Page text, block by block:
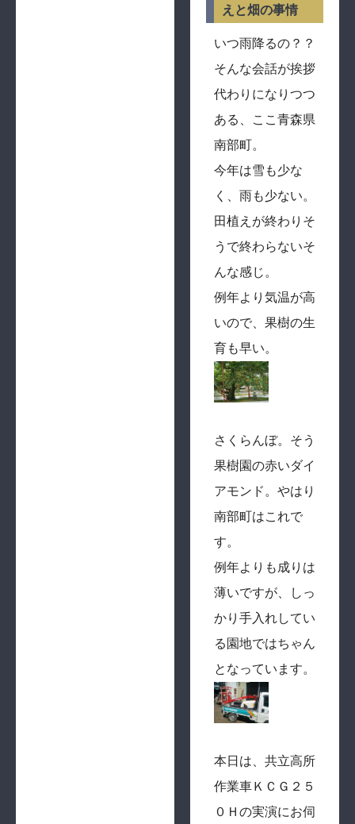
えと畑の事情
いつ雨降るの？？
そんな会話が挨拶
代わりになりつつ
ある、ここ青森県
南部町。
今年は雪も少な
く、雨も少ない。
田植えが終わりそ
うで終わらないそ
んな感じ。
例年より気温が高
いので、果樹の生
育も早い。
さくらんぼ。そう
果樹園の赤いダイ
アモンド。やはり
南部町はこれで
す。
例年よりも成りは
薄いですが、しっ
かり手入れしてい
る園地ではちゃん
となっています。
本日は、共立高所
作業車ＫＣＧ２５
０Ｈの実演にお伺